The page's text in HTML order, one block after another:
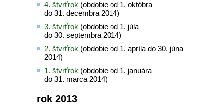
4. štvrťrok (obdobie od 1. októbra
do 31. decembra 2014)
3. štvrťrok (obdobie od 1. júla
do 30. septembra 2014)
2. štvrťrok (obdobie od 1. apríla do 30. júna
2014)
1. štvrťrok (obdobie od 1. januára
do 31. marca 2014)
rok 2013